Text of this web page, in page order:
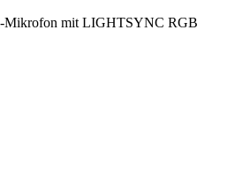
Mikrofon mit LIGHTSYNC RGB